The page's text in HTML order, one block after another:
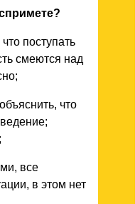
поступать
смеются над
что
все
в этом нет